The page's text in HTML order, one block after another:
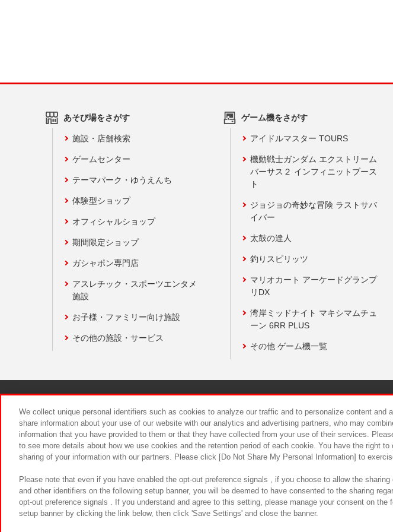
あそび場をさがす
施設・店舗検索
ゲームセンター
テーマパーク・ゆうえんち
体験型ショップ
オフィシャルショップ
期間限定ショップ
ガシャポン専門店
アスレチック・スポーツエンタメ
施設
お子様・ファミリー向け施設
その他の施設・サービス
ゲーム機をさがす
アイドルマスター TOURS
機動戦士ガンダム エクストリーム
バーサス２ インフィニットブース
ト
ジョジョの奇妙な冒険 ラストサバ
イバー
太鼓の達人
釣りスピリッツ
マリオカート アーケードグランプ
リDX
湾岸ミッドナイト マキシマムチュ
ーン 6RR PLUS
その他 ゲーム機一覧
食品のご提供について カスタマーハラス
We collect unique personal identifiers such as cookies to analyze our traffic and to personalize content and
share information about your use of our website with our analytics and advertising partners, who may
information that you have provided to them or that they have collected from your use of their services.
to see more details about how we use cookies and the retention period of each cookie. You have the right to
sharing of your information with our partners. Please click [Do Not Share My Personal Information] to
Please note that even if you have enabled the opt-out preference signals , if you choose to allow the sharing
and other identifiers on the following setup banner, you will be deemed to have consented to the sharing
opt-out preference signals . If you understand and agree to this setting, please manage your consent on the
setup banner by clicking the link below, then click 'Save Settings' and close the banner.